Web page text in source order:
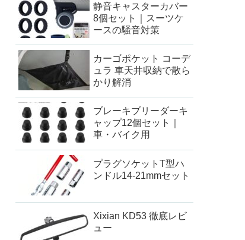
静音キャスターカバー
8個セット｜スーツケ
ースの騒音対策
カーゴポケット コーデ
ュラ 車天井収納で散ら
かり解消
ブレーキブリーダーキ
ャップ12個セット｜
車・バイク用
プラグソケットT型ハ
ンドル14-21mmセット
Xixian KD53 徹底レビ
ュー